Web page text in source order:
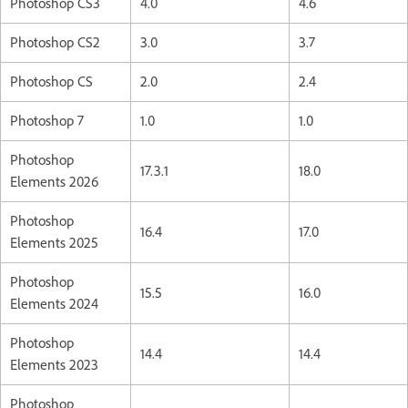
Photoshop CS2 3.0 3.7
Photoshop CS 2.0 2.4
Photoshop 7 1.0 1.0
Photoshop
Elements 2026
17.3.1 18.0
Photoshop
Elements 2025
16.4 17.0
Photoshop
Elements 2024
15.5 16.0
Photoshop
Elements 2023
14.4 14.4
Photoshop